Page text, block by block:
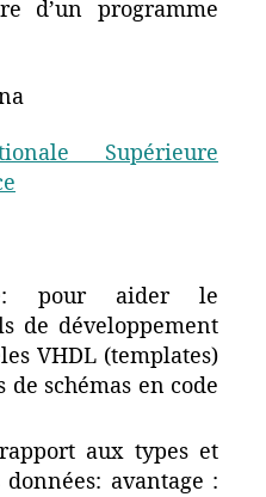
d’un programme
Supérieure
pour aider le
de développement
VHDL (templates)
de schémas en code
aux types et
avantage :